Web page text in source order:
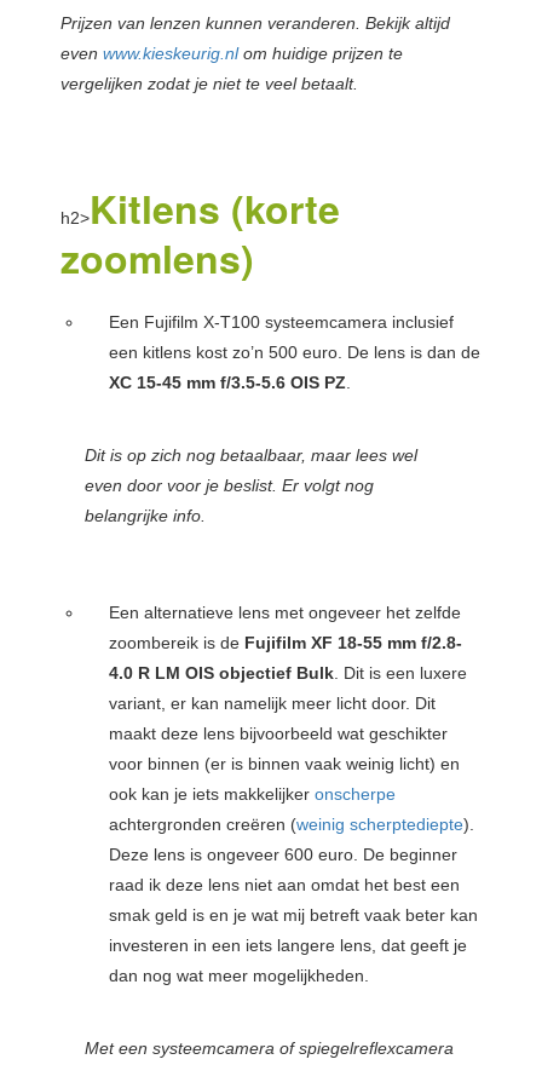
Prijzen van lenzen kunnen veranderen. Bekijk altijd
even www.kieskeurig.nlom huidige prijzen te
vergelijken zodat je niet te veel betaalt.
h2>Kitlens (korte
zoomlens)
Een Fujifilm X-T100 systeemcamera inclusief
een kitlens kost zo’n 500 euro. De lens is dan de
XC 15-45 mm f/3.5-5.6 OIS PZ
Dit is op zich nog betaalbaar, maar lees wel
even door voor je beslist. Er volgt nog
belangrijke info.
Een alternatieve lens met ongeveer het zelfde
zoombereik is de Fujifilm XF 18-55 mm f/2.8-
4.0 R LM OIS objectief Bulk . Dit is een luxere
variant, er kan namelijk meer licht door. Dit
maakt deze lens bijvoorbeeld wat geschikter
voor binnen (er is binnen vaak weinig licht) en
ook kan je iets makkelijkeronscherpe
achtergronden creëren (weinig scherptediepte).
Deze lens is ongeveer 600 euro. De beginner
raad ik deze lens niet aan omdat het best een
smak geld is en je wat mij betreft vaak beter kan
investeren in een iets langere lens, dat geeft je
dan nog wat meer mogelijkheden.
Met een systeemcamera of spiegelreflexcamera